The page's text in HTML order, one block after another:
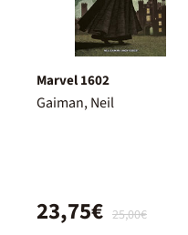
Marvel 1602
Gaiman, Neil
25,00€
23,75€